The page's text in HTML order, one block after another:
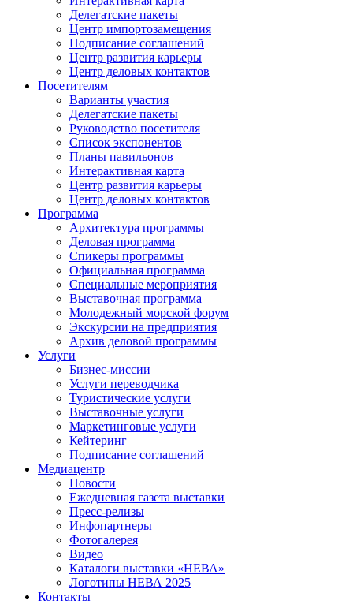
Делегатские пакеты
Центр импортозамещения
Подписание соглашений
Центр развития карьеры
Центр деловых контактов
Посетителям
Варианты участия
Делегатские пакеты
Руководство посетителя
Список экспонентов
Планы павильонов
Интерактивная карта
Центр развития карьеры
Центр деловых контактов
Программа
Архитектура программы
Деловая программа
Спикеры программы
Официальная программа
Специальные мероприятия
Выставочная программа
Молодежный морской форум
Экскурсии на предприятия
Архив деловой программы
Услуги
Бизнес-миссии
Услуги переводчика
Туристические услуги
Выставочные услуги
Маркетинговые услуги
Кейтеринг
Подписание соглашений
Медиацентр
Новости
Ежедневная газета выставки
Пресс-релизы
Инфопартнеры
Фотогалерея
Видео
Каталоги выставки «НЕВА»
Логотипы НЕВА 2025
Контакты